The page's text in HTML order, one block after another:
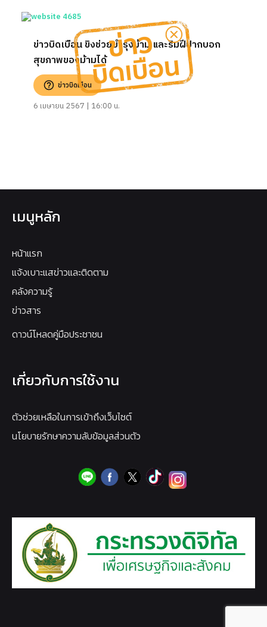
ข่าวบิดเบือน ขิงช่วยบำรุงม้าม และริมฝีปากบอก
สุขภาพของม้ามได้
ข่าวบิดเบือน
6 เมษายน 2567 | 16:00 น.
เมนูหลัก
หน้าแรก
แจ้งเบาะแสข่าวและติดตาม
คลังความรู้
ข่าวสาร
ดาวน์โหลดคู่มือประชาชน
เกี่ยวกับการใช้งาน
ตัวช่วยเหลือในการเข้าถึงเว็บไซต์
นโยบายรักษาความลับข้อมูลส่วนตัว